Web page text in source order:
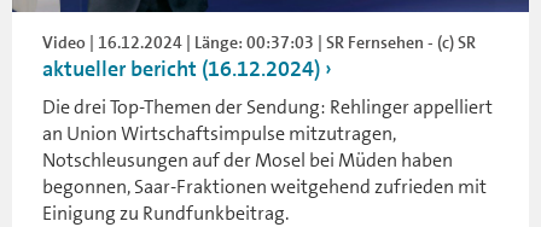
Video | 16.12.2024 | Länge: 00:37:03 | SR Fernsehen - (c) SR
aktueller bericht (16.12.2024)
Die drei Top-Themen der Sendung: Rehlinger appelliert
an Union Wirtschaftsimpulse mitzutragen,
Notschleusungen auf der Mosel bei Müden haben
begonnen, Saar-Fraktionen weitgehend zufrieden mit
Einigung zu Rundfunkbeitrag.